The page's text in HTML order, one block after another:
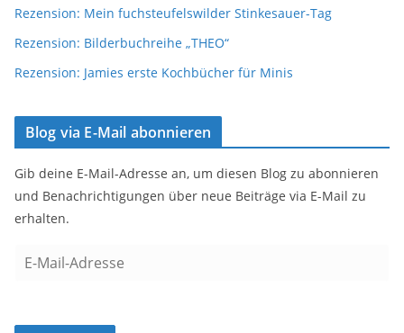
Rezension: Mein fuchsteufelswilder Stinkesauer-Tag
Rezension: Bilderbuchreihe „THEO“
Rezension: Jamies erste Kochbücher für Minis
Blog via E-Mail abonnieren
Gib deine E-Mail-Adresse an, um diesen Blog zu abonnieren
und Benachrichtigungen über neue Beiträge via E-Mail zu
erhalten.
a